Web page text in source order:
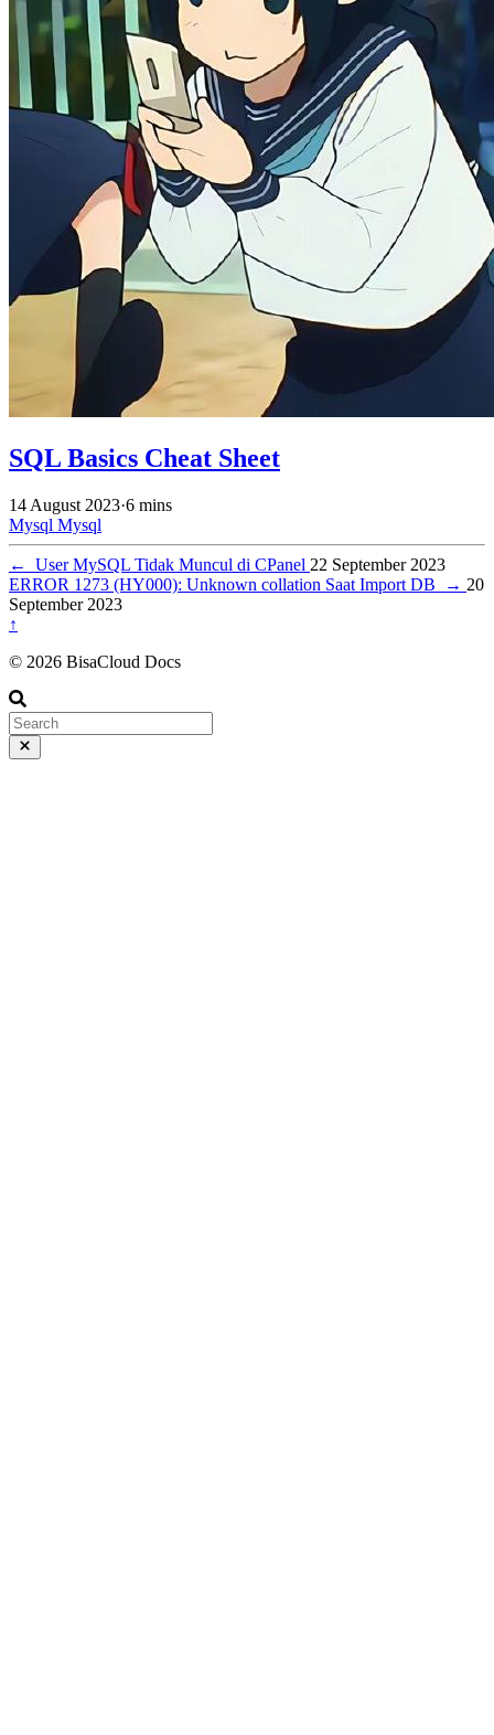
SQL Basics Cheat Sheet
14 August 2023·6 mins
Mysql Mysql
← User MySQL Tidak Muncul di CPanel 22 September 2023
ERROR 1273 (HY000): Unknown collation Saat Import DB
→ 20
September 2023
↑
© 2026 BisaCloud Docs